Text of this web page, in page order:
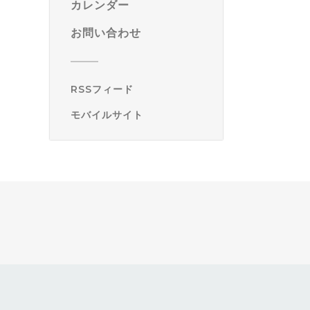
カレンダー
お問い合わせ
RSSフィード
モバイルサイト